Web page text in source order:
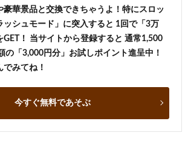
豪華景品と交換できちゃうよ！特にスロッ
ッシュモード」に突入すると 1回で「3万
GET！ 当サイトから登録すると 通常1,500
の「3,000円分」お試しポイント進呈中！
みてね！
今すぐ無料であそぶ